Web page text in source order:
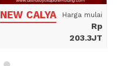
NEW CALYA Harga mulai
Rp
203.3JT